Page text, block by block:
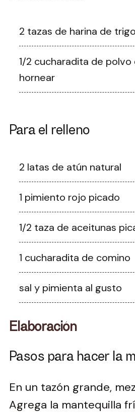
2 tazas de harina de trigo
1/2 cucharadita de polvo
hornear
Para el relleno
2 latas de atún natural
1 pimiento rojo picado
1/2 taza de aceitunas
1 cucharadita de comino
sal y pimienta al gusto
Elaboración
Pasos para hacer la
En un tazón grande,
Agrega la mantequilla